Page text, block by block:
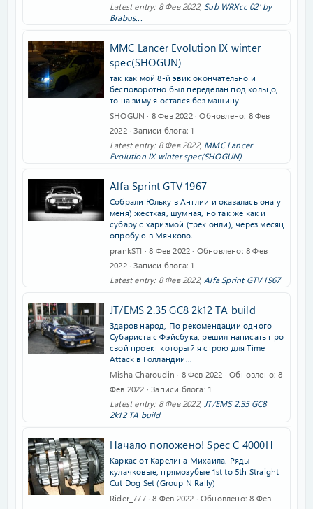
Latest entry: 8 Фев 2022, Sub WRXсс 02' by
Brabus...
MMC Lancer Evolution IX winter
spec(SHOGUN)
так как мой 8-й эвик окончательно и
бесповоротно был переделан под кольцо,
то на зиму я остался без машину
SHOGUN
8 Фев 2022 Обновлено 8 Фев
2022
Записи блога 1
Latest entry: 8 Фев 2022, MMC Lancer
Evolution IX winter spec(SHOGUN)
Alfa Sprint GTV 1967
Собрали Юльку в Англии и оказалась она у
меня) жесткая, шумная, но так же как и
субару с харизмой (трек онли), через месяц
опробую в Мячково.
prankSTI
8 Фев 2022 Обновлено 8 Фев
2022
Записи блога 1
Latest entry: 8 Фев 2022, Alfa Sprint GTV 1967
JT/EMS 2.35 GC8 2k12 TA build
Здаров народ, По рекомендации одного
Субариста с Фэйсбука, pешил написать про
свой проект который я строю для Time
Attack в Голландии...
Misha Charoudin
8 Фев 2022 Обновлено 8
Фев 2022
Записи блога 1
Latest entry: 8 Фев 2022, JT/EMS 2.35 GC8
2k12 TA build
Начало положено! Spec C 4000H
Каркас от Карелина Михаила. Ряды
кулачковые, прямозубые 1st to 5th Straight
Cut Dog Set (Group N Rally)
Rider_777
8 Фев 2022 Обновлено 8 Фев